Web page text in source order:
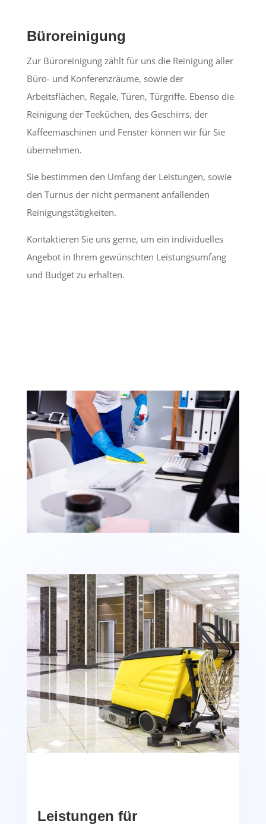
Büroreinigung
Zur Büroreinigung zählt für uns die Reinigung aller
Büro- und Konferenzräume, sowie der
Arbeitsflächen, Regale, Türen, Türgriffe. Ebenso die
Reinigung der Teeküchen, des Geschirrs, der
Kaffeemaschinen und Fenster können wir für Sie
übernehmen.
Sie bestimmen den Umfang der Leistungen, sowie
den Turnus der nicht permanent anfallenden
Reinigungstätigkeiten.
Kontaktieren Sie uns gerne, um ein individuelles
Angebot in Ihrem gewünschten Leistungsumfang
und Budget zu erhalten.
Leistungen für